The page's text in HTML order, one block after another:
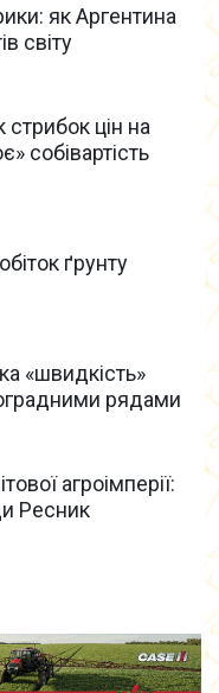
як Аргентина
світу
стрибок цін на
собівартість
ґрунту
«швидкість»
рядами
агроімперії:
Ресник